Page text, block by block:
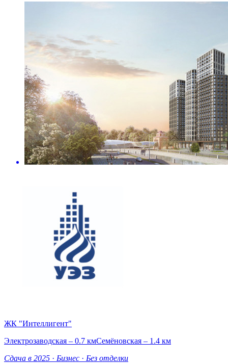
ЖК "Интеллигент"
Электрозаводская – 0.7 кмСемёновская – 1.4 км
Сдача в 2025 · Бизнес · Без отделки